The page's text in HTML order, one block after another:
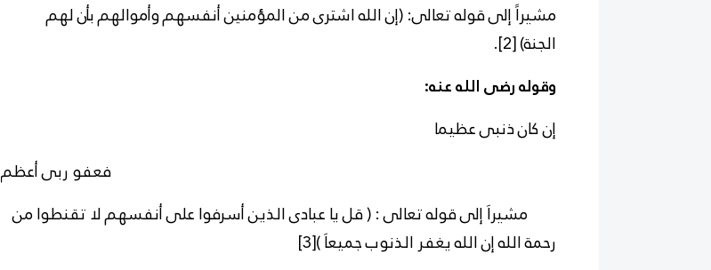
مشيراً إلى قوله تعالى: (إن الله اشترى من المؤمنين أنفسهم وأموالهم بأن لهم
الجنة)[2]
.
وقوله رضى الله عنه:
إن كان ذنبى عظيما
فعفو ربى أعظم
مشيراَ إلى قوله تعالى : ( قل يا عبادى الذين أسرفوا على أنفسهم لا تقنطوا من
رحمة الله إن الله يغفر الذنوب جميعاَ )[3]